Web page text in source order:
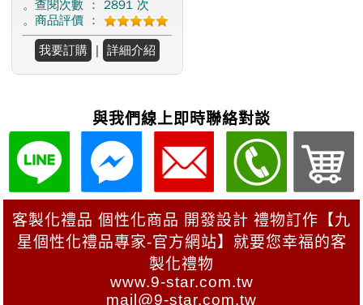
與我們線上即時聯絡對談
客製化禮品 個性化商品 開發設計 禮物訂作【九
星個性化禮品專家-官方網站】就要您幸福的客
製化禮物
www.9-star.com.tw
mail@9-star.com.tw